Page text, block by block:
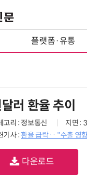
플랫폼·유통
러 환율 추이
고리 : 정보통신 지면 :
기사 : 환율 급락‥ "수출 영
다운로드